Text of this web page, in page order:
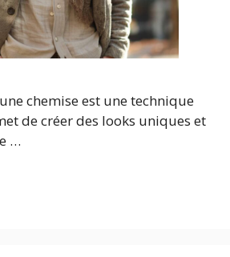
chemise est une technique
de créer des looks uniques et
…